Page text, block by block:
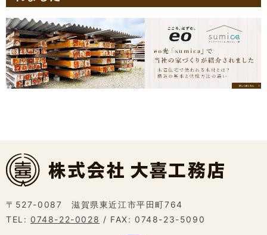
〒527-0087 滋賀県東近江市平田町764
TEL: 0748-22-0028 / FAX: 0748-23-5090